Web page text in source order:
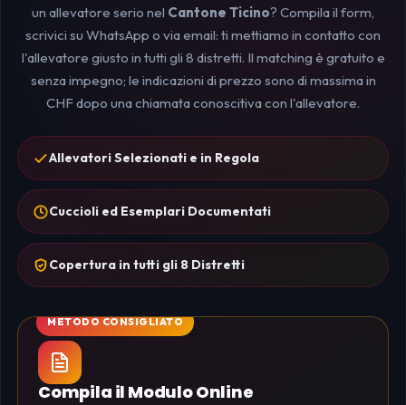
un allevatore serio nel Cantone Ticino? Compila il form,
scrivici su WhatsApp o via email: ti mettiamo in contatto con
l'allevatore giusto in tutti gli 8 distretti. Il matching è gratuito e
senza impegno; le indicazioni di prezzo sono di massima in
CHF dopo una chiamata conoscitiva con l'allevatore.
Allevatori Selezionati e in Regola
Cuccioli ed Esemplari Documentati
Copertura in tutti gli 8 Distretti
Compila il Modulo Online